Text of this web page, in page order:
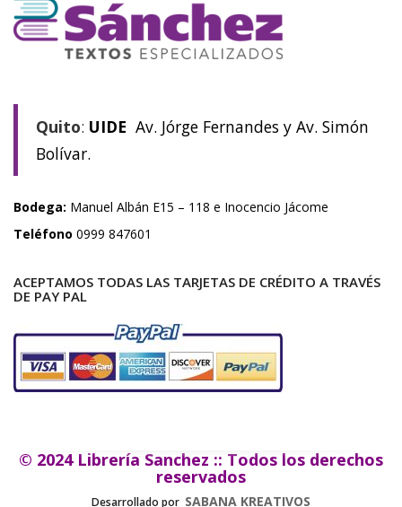
Quito: UIDE Av. Jórge Fernandes y Av. Simón
Bolívar.
Bodega: Manuel Albán E15 – 118 e Inocencio Jácome
Teléfono 0999 847601
ACEPTAMOS TODAS LAS TARJETAS DE CRÉDITO A TRAVÉS
DE PAY PAL
© 2024 Librería Sanchez :: Todos los derechos
reservados
Desarrollado por SABANA KREATIVOS